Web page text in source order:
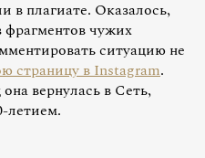
в плагиате. Оказалось,
фрагментов чужих
ситуацию не
страницу в Instagram.
вернулась в Сеть,
летием.